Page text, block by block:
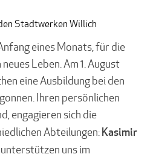
Stadtwerken Willich
eines Monats, für die
Leben. Am 1. August
eine Ausbildung bei den
Ihren persönlichen
engagieren sich die
Abteilungen:Kasimir
unterstützen uns im